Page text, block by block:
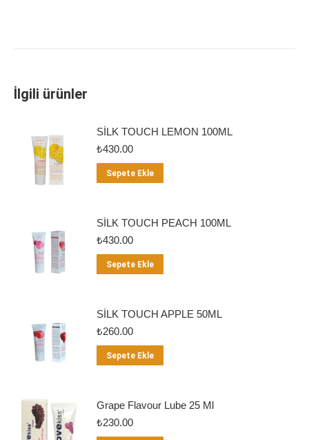
İlgili ürünler
SİLK TOUCH LEMON 100ML
₺430.00
Sepete Ekle
SİLK TOUCH PEACH 100ML
₺430.00
Sepete Ekle
SİLK TOUCH APPLE 50ML
₺260.00
Sepete Ekle
Grape Flavour Lube 25 Ml
₺230.00